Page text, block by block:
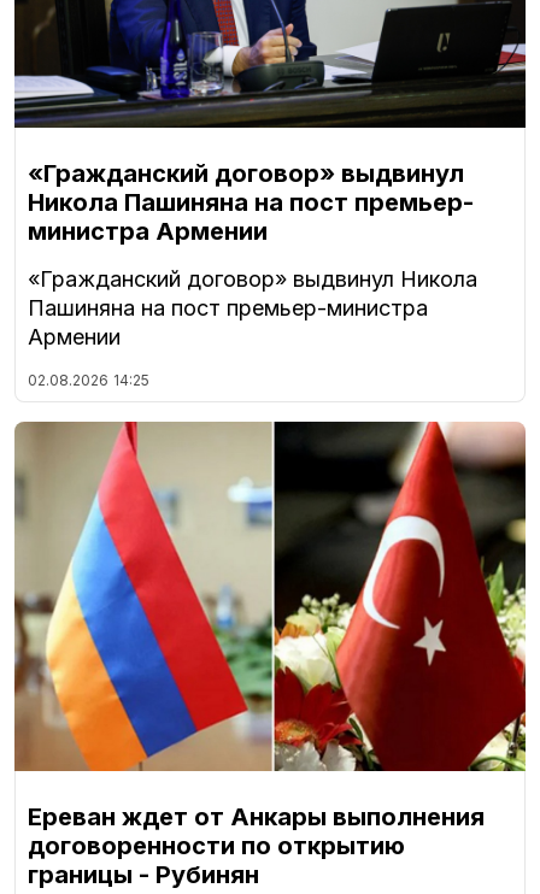
«Гражданский договор» выдвинул
Никола Пашиняна на пост премьер-
министра Армении
«Гражданский договор» выдвинул Никола
Пашиняна на пост премьер-министра
Армении
02.08.2026 14:25
Ереван ждет от Анкары выполнения
договоренности по открытию
границы - Рубинян